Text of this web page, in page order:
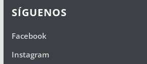
SÍGUENOS
Facebook
Instagram